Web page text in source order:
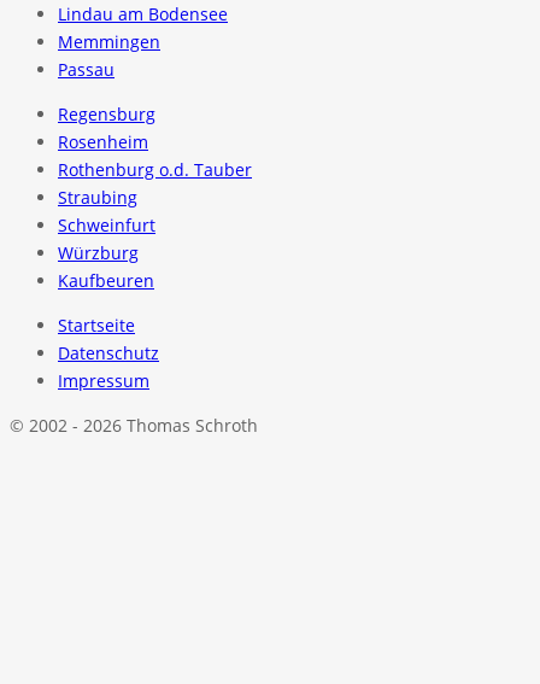
Lindau am Bodensee
Memmingen
Passau
Regensburg
Rosenheim
Rothenburg o.d. Tauber
Straubing
Schweinfurt
Würzburg
Kaufbeuren
Startseite
Datenschutz
Impressum
© 2002 - 2026 Thomas Schroth